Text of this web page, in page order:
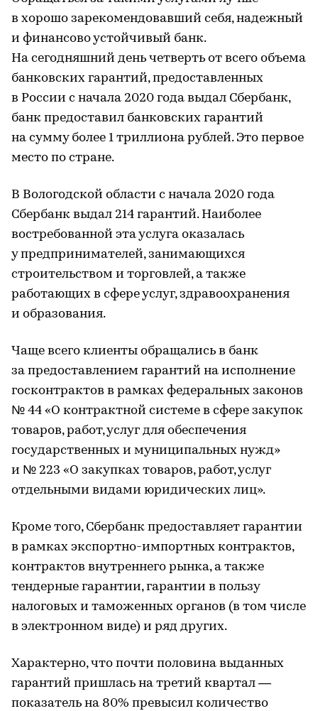
в хорошо зарекомендовавший себя, надежный
и финансово устойчивый банк.
На сегодняшний день четверть от всего объема
банковских гарантий, предоставленных
в России с начала 2020 года выдал Сбербанк,
банк предоставил банковских гарантий
на сумму более 1 триллиона рублей. Это первое
место по стране.
В Вологодской области с начала 2020 года
Сбербанк выдал 214 гарантий. Наиболее
востребованной эта услуга оказалась
у предпринимателей, занимающихся
строительством и торговлей, а также
работающих в сфере услуг, здравоохранения
и образования.
Чаще всего клиенты обращались в банк
за предоставлением гарантий на исполнение
госконтрактов в рамках федеральных законов
№ 44 «О контрактной системе в сфере закупок
товаров, работ, услуг для обеспечения
государственных и муниципальных нужд»
и № 223 «О закупках товаров, работ, услуг
отдельными видами юридических лиц».
Кроме того, Сбербанк предоставляет гарантии
в рамках экспортно-импортных контрактов,
контрактов внутреннего рынка, а также
тендерные гарантии, гарантии в пользу
налоговых и таможенных органов (в том числе
в электронном виде) и ряд других.
Характерно, что почти половина выданных
гарантий пришлась на третий квартал —
показатель на 80% превысил количество